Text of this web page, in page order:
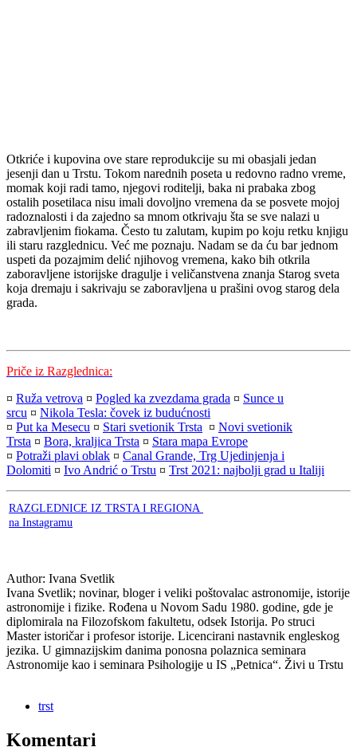
Otkriće i kupovina ove stare reprodukcije su mi obasjali jedan
jesenji dan u Trstu. Tokom narednih poseta u redovno radno vreme,
momak koji radi tamo, njegovi roditelji, baka ni prabaka zbog
ostalih posetilaca nisu imali dovoljno vremena da se posvete mojoj
radoznalosti i da zajedno sa mnom otkrivaju šta se sve nalazi u
zabravljenim fiokama. Često tu zalutam, kupim po koju retku knjigu
ili staru razglednicu. Već me poznaju. Nadam se da ću bar jednom
uspeti da pozajmim delić njihovog vremena, kako bih otkrila
zaboravljene istorijske dragulje i veličanstvena znanja Starog sveta
koja dremaju i sakrivaju se zaboravljena u prašini ovog starog dela
grada.
Priče iz Razglednica:
¤ Ruža vetrova ¤ Pogled ka zvezdama grada ¤ Sunce u
srcu ¤ Nikola Tesla: čovek iz budućnosti
¤ Put ka Mesecu ¤ Stari svetionik Trsta ¤ Novi svetionik
Trsta ¤ Bora, kraljica Trsta ¤ Stara mapa Evrope
¤ Potraži plavi oblak ¤ Canal Grande, Trg Ujedinjenja i
Dolomiti ¤ Ivo Andrić o Trstu ¤ Trst 2021: najbolji grad u Italiji
RAZGLEDNICE IZ TRSTA I REGIONA
na Instagramu
Author: Ivana Svetlik
Ivana Svetlik; novinar, bloger i veliki poštovalac astronomije, istorije
astronomije i fizike. Rođena u Novom Sadu 1980. godine, gde je
diplomirala na Filozofskom fakultetu, odsek Istorija. Po struci
Master istoričar i profesor istorije. Licencirani nastavnik engleskog
jezika. U gimnazijskim danima ponosna polaznica seminara
Astronomije kao i seminara Psihologije u IS „Petnica“. Živi u Trstu
trst
Komentari